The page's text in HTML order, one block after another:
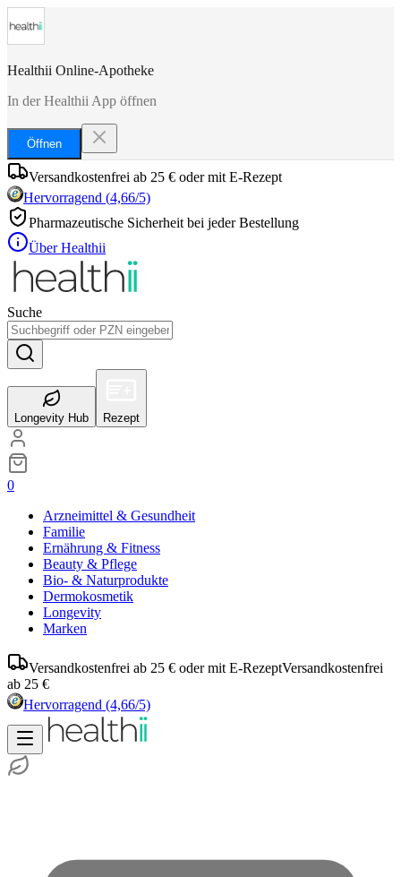
Healthii Online-Apotheke
In der Healthii App öffnen
Öffnen
Versandkostenfrei ab 25 € oder mit E-Rezept
Hervorragend (4,66/5)
Pharmazeutische Sicherheit bei jeder Bestellung
Über Healthii
Suche
Longevity Hub Rezept
0
Arzneimittel & Gesundheit
Familie
Ernährung & Fitness
Beauty & Pflege
Bio- & Naturprodukte
Dermokosmetik
Longevity
Marken
Versandkostenfrei ab 25 € oder mit E-RezeptVersandkostenfrei
ab 25 €
Hervorragend (4,66/5)